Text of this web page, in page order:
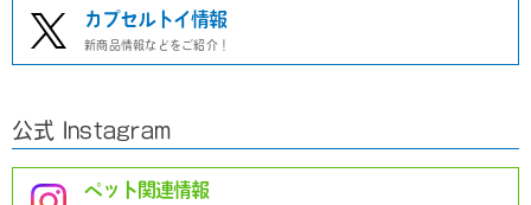
カプセルトイ情報
新商品情報などをご紹介！
公式 Instagram
ペット関連情報